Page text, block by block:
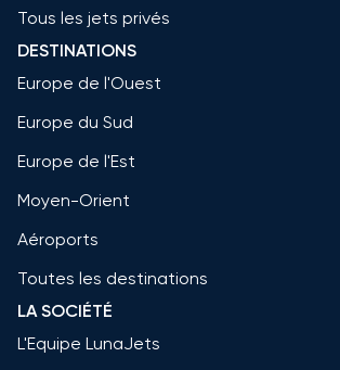
Tous les jets privés
DESTINATIONS
Europe de l'Ouest
Europe du Sud
Europe de l'Est
Moyen-Orient
Aéroports
Toutes les destinations
LA SOCIÉTÉ
L'Equipe LunaJets